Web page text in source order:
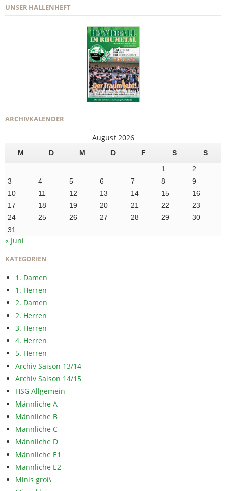
UNSER HALLENHEFT
ARCHIVKALENDER
August 2026
M D M D F S
S
1
2
3
4 5 6 7 8
9
10
11 12 13 14 15
16
17
18 19 20 21 22
23
24
25 26 27 28 29
30
31
« Juni
KATEGORIEN
1. Damen
1. Herren
2. Damen
2. Herren
3. Herren
4. Herren
5. Herren
Archiv Saison 13/14
Archiv Saison 14/15
HSG Allgemein
Männliche A
Männliche B
Männliche C
Männliche D
Männliche E1
Männliche E2
Minis groß